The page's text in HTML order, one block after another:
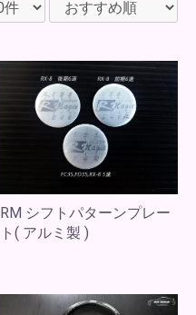
RM シフトパターンプレー
ト( アルミ製 )